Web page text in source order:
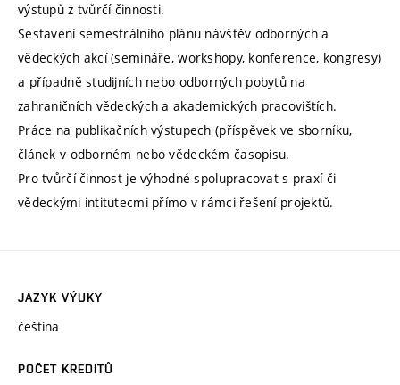
výstupů z tvůrčí činnosti.
Sestavení semestrálního plánu návštěv odborných a
vědeckých akcí (semináře, workshopy, konference, kongresy)
a případně studijních nebo odborných pobytů na
zahraničních vědeckých a akademických pracovištích.
Práce na publikačních výstupech (příspěvek ve sborníku,
článek v odborném nebo vědeckém časopisu.
Pro tvůrčí činnost je výhodné spolupracovat s praxí či
vědeckými intitutecmi přímo v rámci řešení projektů.
JAZYK VÝUKY
čeština
POČET KREDITŮ